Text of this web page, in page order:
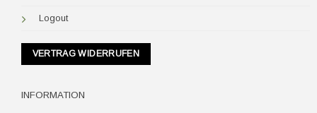
Logout
VERTRAG WIDERRUFEN
INFORMATION